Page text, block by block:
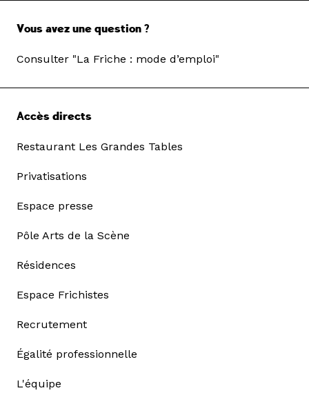
Vous avez une question ?
Consulter "La Friche : mode d’emploi"
Accès directs
Restaurant Les Grandes Tables
Privatisations
Espace presse
Pôle Arts de la Scène
Résidences
Espace Frichistes
Recrutement
Égalité professionnelle
L'équipe